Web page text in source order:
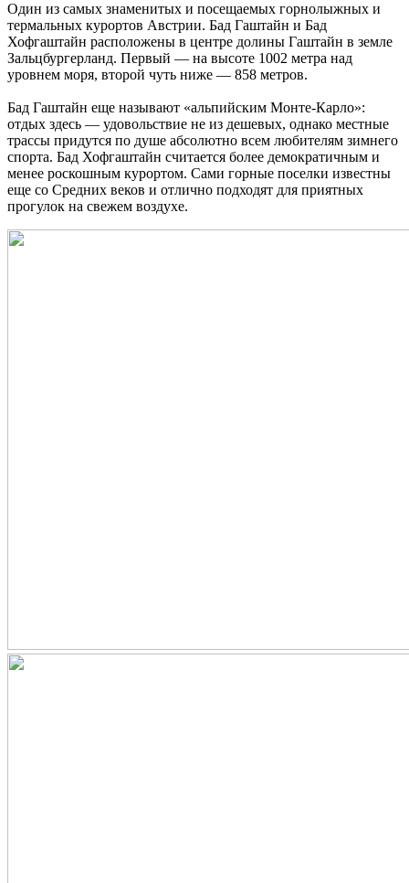
Один из самых знаменитых и посещаемых горнолыжных и
термальных курортов Австрии. Бад Гаштайн и Бад
Хофгаштайн расположены в центре долины Гаштайн в земле
Зальцбургерланд. Первый — на высоте 1002 метра над
уровнем моря, второй чуть ниже — 858 метров.
Бад Гаштайн еще называют «альпийским Монте-Карло»:
отдых здесь — удовольствие не из дешевых, однако местные
трассы придутся по душе абсолютно всем любителям зимнего
спорта. Бад Хофгаштайн считается более демократичным и
менее роскошным курортом. Сами горные поселки известны
еще со Средних веков и отлично подходят для приятных
прогулок на свежем воздухе.